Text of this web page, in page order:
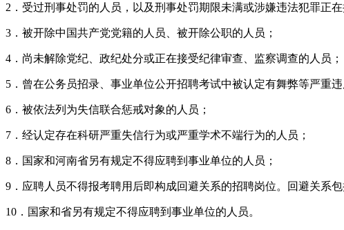
2．受过刑事处罚的人员，以及刑事处罚期限未满或涉嫌违法犯罪正在
3．被开除中国共产党党籍的人员、被开除公职的人员；
4．尚未解除党纪、政纪处分或正在接受纪律审查、监察调查的人员；
5．曾在公务员招录、事业单位公开招聘考试中被认定有舞弊等严重违
6．被依法列为失信联合惩戒对象的人员；
7．经认定存在科研严重失信行为或严重学术不端行为的人员；
8．国家和河南省另有规定不得应聘到事业单位的人员；
9．应聘人员不得报考聘用后即构成回避关系的招聘岗位。回避关系
10．国家和省另有规定不得应聘到事业单位的人员。